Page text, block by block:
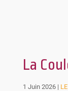
La
1 Juin 2026|